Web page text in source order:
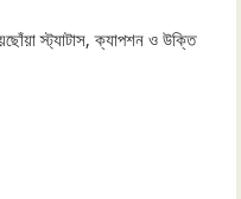
স্ট্যাটাস, ক্যাপশন ও উক্তি